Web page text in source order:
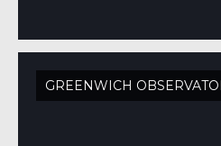
GREENWICH